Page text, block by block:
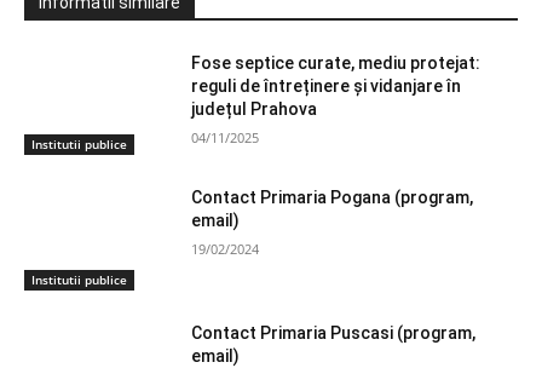
Institutii publice
Fose septice curate, mediu protejat:
reguli de întreținere și vidanjare în
județul Prahova
04/11/2025
Institutii publice
Contact Primaria Pogana (program,
email)
19/02/2024
Contact Primaria Puscasi (program,
email)